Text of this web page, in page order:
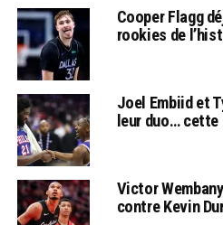
Cooper Flagg
rookies de
Joel Embiid et
leur duo… cette
Victor
contre Kevin